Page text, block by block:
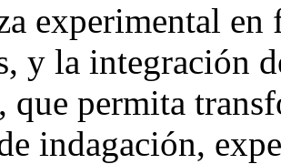
experimental
y la integración
que permita
indagación,